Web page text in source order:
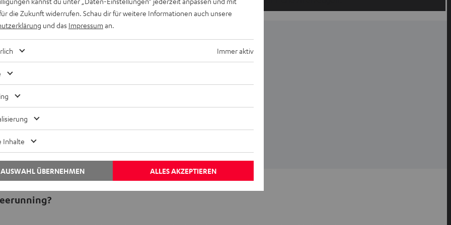
von YouTube
EINMALIG ZUSTIMMEN UND ANZEIGEN
Externe Inhalte immer anzeigen? In den Daten‑Einstellungen aktivieren
die Zukunft widerrufen. Schau dir für weitere Informationen auch unsere
und das Impressum an.
Immer aktiv
Inhalte
ALLES AKZEPTIEREN
AUSWAHL ÜBERNEHMEN